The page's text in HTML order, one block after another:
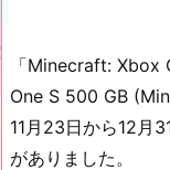
「Minecraft: Xbox
One S 500 GB
11月23日から12月
がありました。